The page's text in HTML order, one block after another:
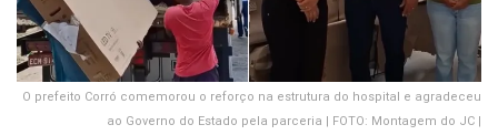
O prefeito Corró comemorou o reforço na estrutura do hospital e agradeceu
ao Governo do Estado pela parceria | FOTO: Montagem do JC |